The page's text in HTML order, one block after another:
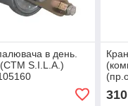
в день.
(СТМ S.I.L.A.)
310